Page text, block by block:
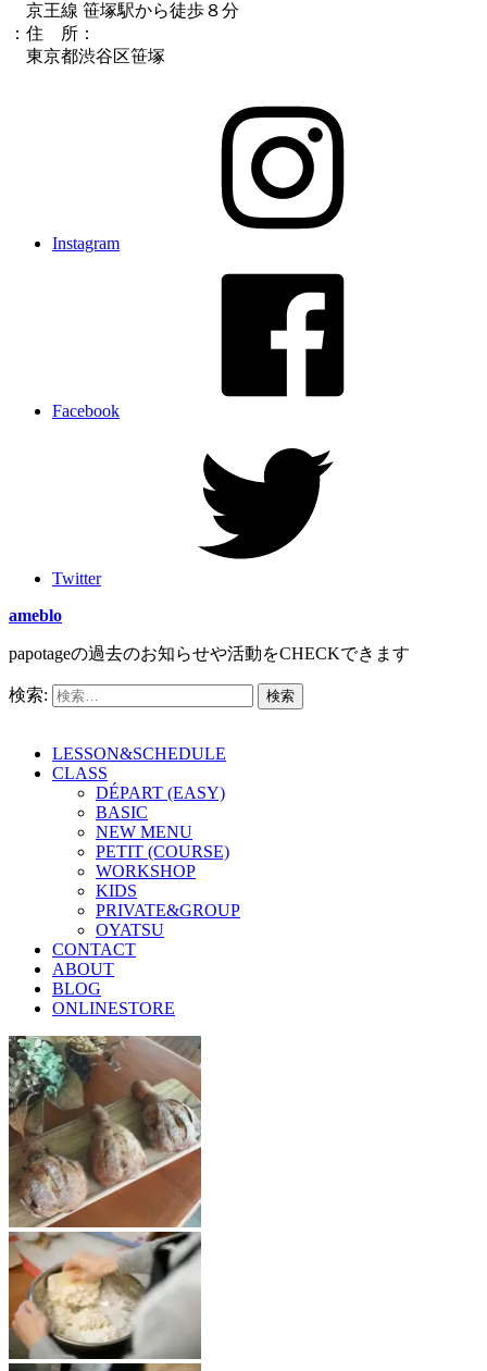
京王線 笹塚駅から徒歩８分
：住 所：
東京都渋谷区笹塚
Instagram
Facebook
Twitter
ameblo
papotageの過去のお知らせや活動をCHECKできます
検索:
LESSON&SCHEDULE
CLASS
DÉPART (EASY)
BASIC
NEW MENU
PETIT (COURSE)
WORKSHOP
KIDS
PRIVATE&GROUP
OYATSU
CONTACT
ABOUT
BLOG
ONLINESTORE